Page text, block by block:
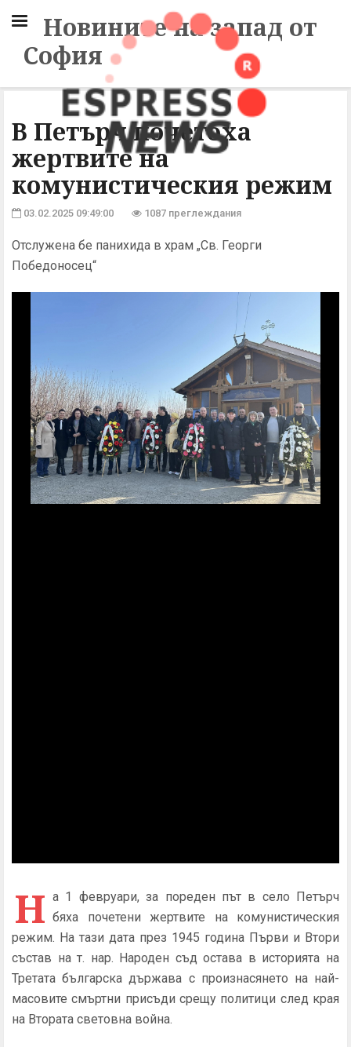
Новините на запад от
София
В Петърч почетоха
жертвите на
комунистическия режим
03.02.2025 09:49:00 1087 преглеждания
Отслужена бе панихида в храм „Св. Георги
Победоносец“
Н а 1 февруари, за пореден път в село Петърч
бяха почетени жертвите на комунистическия
режим. На тази дата през 1945 година Първи и Втори
състав на т. нар. Народен съд остава в историята на
Третата българска държава с произнасянето на най-
масовите смъртни присъди срещу политици след края
на Втората световна война.